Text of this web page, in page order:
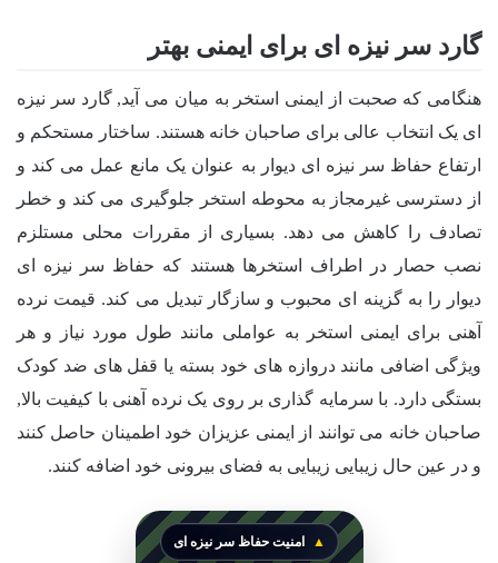
گارد سر نیزه ای برای ایمنی بهتر
هنگامی که صحبت از ایمنی استخر به میان می آید, گارد سر نیزه
ای یک انتخاب عالی برای صاحبان خانه هستند. ساختار مستحکم و
ارتفاع حفاظ سر نیزه ای دیوار به عنوان یک مانع عمل می کند و
از دسترسی غیرمجاز به محوطه استخر جلوگیری می کند و خطر
تصادف را کاهش می دهد. بسیاری از مقررات محلی مستلزم
نصب حصار در اطراف استخرها هستند که حفاظ سر نیزه ای
دیوار را به گزینه ای محبوب و سازگار تبدیل می کند. قیمت نرده
آهنی برای ایمنی استخر به عواملی مانند طول مورد نیاز و هر
ویژگی اضافی مانند دروازه های خود بسته یا قفل های ضد کودک
بستگی دارد. با سرمایه گذاری بر روی یک نرده آهنی با کیفیت بالا,
صاحبان خانه می توانند از ایمنی عزیزان خود اطمینان حاصل کنند
و در عین حال زیبایی زیبایی به فضای بیرونی خود اضافه کنند.
امنیت حفاظ سر نیزه ای